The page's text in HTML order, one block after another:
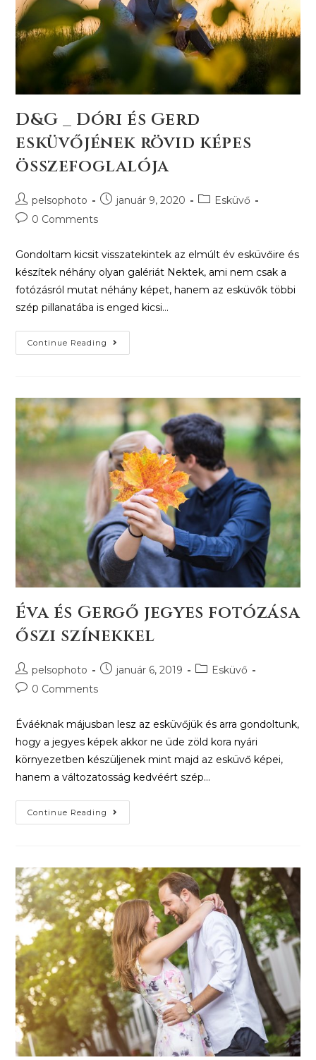
D&G _ Dóri és Gerd
esküvőjének rövid képes
összefoglalója
pelsophoto január 9, 2020
Esküvő
0 Comments
Gondoltam kicsit visszatekintek az elmúlt év esküvőire és
készítek néhány olyan galériát Nektek, ami nem csak a
fotózásról mutat néhány képet, hanem az esküvők többi
szép pillanatába is enged kicsi…
Continue Reading
Éva és Gergő jegyes fotózása
őszi színekkel
pelsophoto január 6, 2019
Esküvő
0 Comments
Éváéknak májusban lesz az esküvőjük és arra gondoltunk,
hogy a jegyes képek akkor ne üde zöld kora nyári
környezetben készüljenek mint majd az esküvő képei,
hanem a változatosság kedvéért szép…
Continue Reading